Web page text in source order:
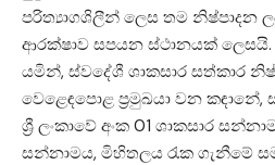
පරිත්‍යාගශිලීන් ලෙස තම නිෂ්පාදන
ආරක්ෂාව සපයන ස්ථානයක්
යමින්, ස්වදේශී ශාකසාර සත්කාර
වෙළෙඳපොළ ප්‍රමුඛයා වන
ශ්‍රී ලංකාවේ අංක 01 ශාකසාර
සන්නාමය, මිහිතලය රැක ගැනීමේ